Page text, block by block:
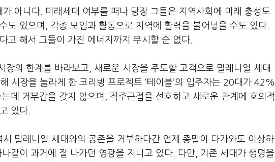
아니다. 미래세대 여부를 떠나 당장 그들은 지역사회에 미래 충성도
도 있으며, 각종 모임과 활동으로 지역에 활력을 불어넣을 수도 있다.
고 해서 그들이 가진 에너지까지 무시할 순 없다.
의 한계를 바라보고, 새로운 시장을 주도할 고객으로 밀레니얼 세대
시장을 놀라게 한 코리빙 프로젝트 ‘테이블’의 입주자는 20대가 42%
데 거부감을 갖지 않으며, 직주근접을 선호하고 새로운 관계에 호의적
있다.
밀레니얼 세대와의 공존을 거부하다간 언제 종말이 다가와도 이상하
같이 과거에 잘 나가던 영광을 지니고 있다. 다만, 기존 세대가 생명을